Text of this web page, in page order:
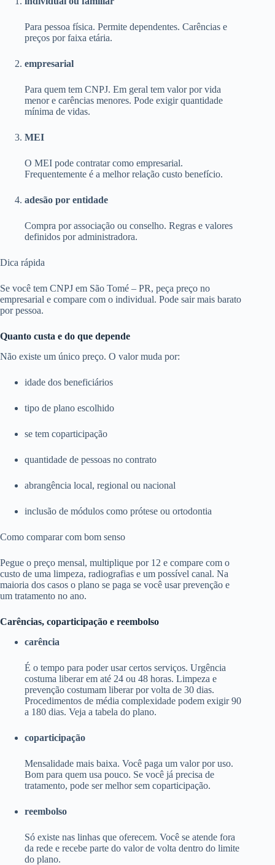
Para pessoa física. Permite dependentes. Carências e
preços por faixa etária.
empresarial
Para quem tem CNPJ. Em geral tem valor por vida
menor e carências menores. Pode exigir quantidade
mínima de vidas.
MEI
O MEI pode contratar como empresarial.
Frequentemente é a melhor relação custo benefício.
adesão por entidade
Compra por associação ou conselho. Regras e valores
definidos por administradora.
Dica rápida
Se você tem CNPJ em São Tomé – PR, peça preço no
empresarial e compare com o individual. Pode sair mais barato
por pessoa.
Quanto custa e do que depende
Não existe um único preço. O valor muda por:
idade dos beneficiários
tipo de plano escolhido
se tem coparticipação
quantidade de pessoas no contrato
abrangência local, regional ou nacional
inclusão de módulos como prótese ou ortodontia
Como comparar com bom senso
Pegue o preço mensal, multiplique por 12 e compare com o
custo de uma limpeza, radiografias e um possível canal. Na
maioria dos casos o plano se paga se você usar prevenção e
um tratamento no ano.
Carências, coparticipação e reembolso
carência
É o tempo para poder usar certos serviços. Urgência
costuma liberar em até 24 ou 48 horas. Limpeza e
prevenção costumam liberar por volta de 30 dias.
Procedimentos de média complexidade podem exigir 90
a 180 dias. Veja a tabela do plano.
coparticipação
Mensalidade mais baixa. Você paga um valor por uso.
Bom para quem usa pouco. Se você já precisa de
tratamento, pode ser melhor sem coparticipação.
reembolso
Só existe nas linhas que oferecem. Você se atende fora
da rede e recebe parte do valor de volta dentro do limite
do plano.